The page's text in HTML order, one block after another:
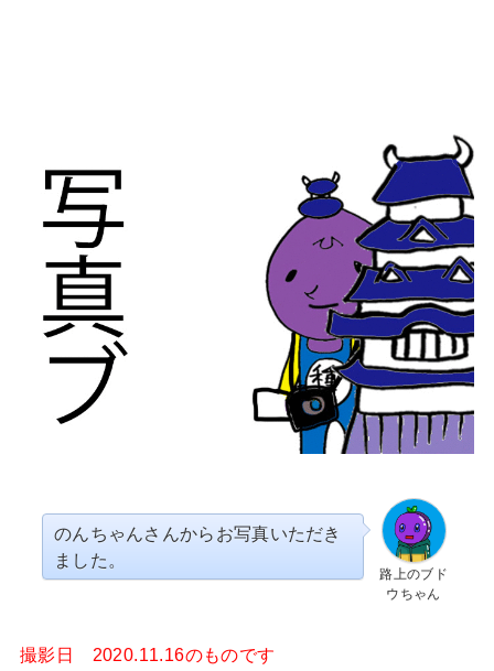
路上のブド
ウちゃん
のんちゃんさんからお写真いただき
ました。
撮影日 2020.11.16のものです